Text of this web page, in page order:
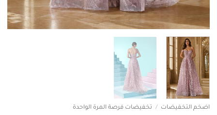
اضخم التخفيضات / تخفيضات فرصة المرة الواحدة